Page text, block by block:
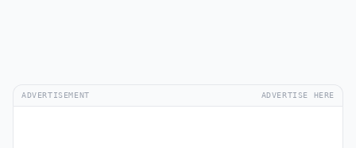
ADVERTISEMENT ADVERTISE HERE